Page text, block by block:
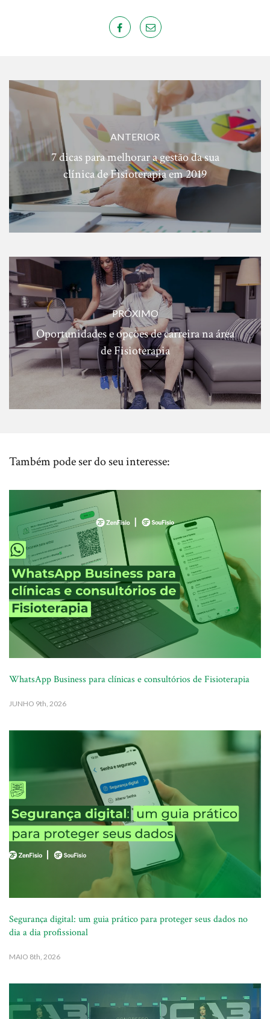
ANTERIOR
7 dicas para melhorar a gestão da sua
clínica de Fisioterapia em 2019
PRÓXIMO
Oportunidades e opções de carreira na área
de Fisioterapia
Também pode ser do seu interesse:
WhatsApp Business para clínicas e consultórios de Fisioterapia
JUNHO 9th, 2026
Segurança digital: um guia prático para proteger seus dados no
dia a dia profissional
MAIO 8th, 2026